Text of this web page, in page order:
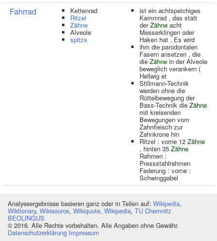
Fahrrad Kettenrad
Ritzel
Zähne
Alveole
spitze
ist ein achtspeichiges
Kammrad , das statt
derZähne acht
Messerklingen oder
Haken hat . Es wird
ihm die parodontalen
Fasern ansetzen , die
die Zähne in der Alveole
beweglich verankern (
Hellwig et
Stillmann-Technik
werden ohne die
Rüttelbewegung der
Bass-Technik die Zähne
mit kreisenden
Bewegungen vom
Zahnfleisch zur
Zahnkrone hin
Ritzel : vorne 12 Zähne
, hinten 35 Zähne
Rahmen :
Pressstahlrahmen
Federung : vorne :
Schwinggabel
Analyseergebnisse basieren ganz oder in Teilen auf: Wikipedia,
Wiktionary, Wikisource, Wikiquote, Wikipedia, TU Chemnitz
BEOLINGUS
© 2016. Alle Rechte vorbehalten. Alle Angaben ohne Gewähr.
Datenschutzerklärung Impressum